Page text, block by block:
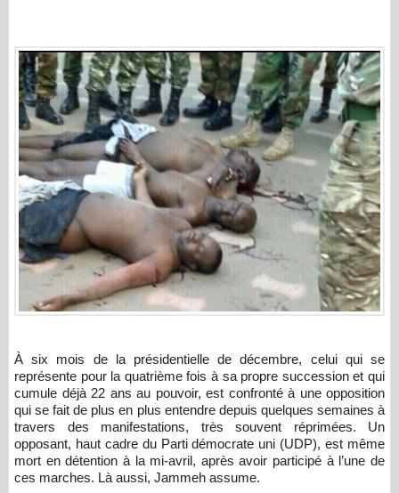
À six mois de la présidentielle de décembre, celui qui se
représente pour la quatrième fois à sa propre succession et qui
cumule déjà 22 ans au pouvoir, est confronté à une opposition
qui se fait de plus en plus entendre depuis quelques semaines à
travers des manifestations, très souvent réprimées. Un
opposant, haut cadre du Parti démocrate uni (UDP), est même
mort en détention à la mi-avril, après avoir participé à l’une de
ces marches. Là aussi, Jammeh assume.